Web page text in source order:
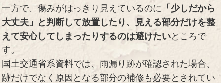
一方で、傷みがはっきり見えているのに 「少しだから
大丈夫」と判断して放置したり、見える部分だけを整
えて安心してしまったりするのは避けたいところで
す。
国土交通省系資料では、雨漏り跡が確認された場合、
跡だけでなく原因となる部分の補修も必要とされてい